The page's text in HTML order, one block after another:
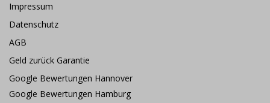
Impressum
Datenschutz
AGB
Geld zurück Garantie
Google Bewertungen Hannover
Google Bewertungen Hamburg